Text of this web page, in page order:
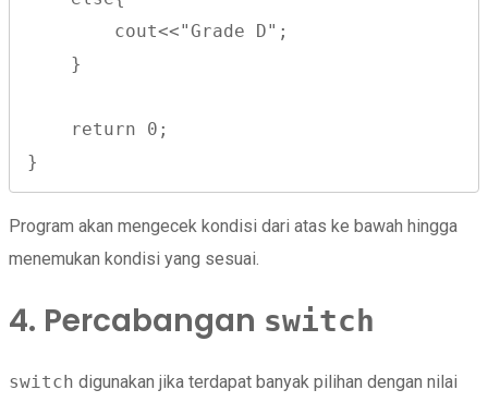
        cout<<"Grade D";
    }
    return 0;
}
Program akan mengecek kondisi dari atas ke bawah hingga
menemukan kondisi yang sesuai.
4. Percabangan switch
switch digunakan jika terdapat banyak pilihan dengan nilai